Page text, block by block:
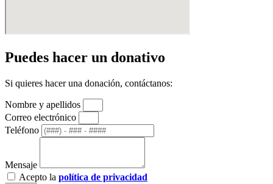
Puedes hacer un donativo
Si quieres hacer una donación, contáctanos:
Nombre y apellidos
Correo electrónico
Teléfono
Mensaje
Acepto la política de privacidad